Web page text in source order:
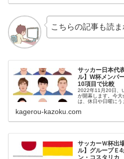
こちらの記事も読ま
サッカー日本代
ル】W杯メンバ
10項目で比較
2022年11月20日、
が開幕します。今
は、休日や日曜にう
代表メンバー26人の
kagerou-kazoku.com
サッカーＷ杯出
ル】グループＥ
ン・コスタリカ